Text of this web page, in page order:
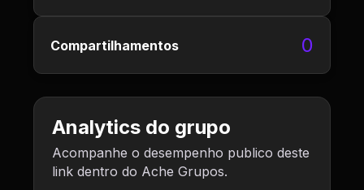
Compartilhamentos 0
Analytics do grupo
Acompanhe o desempenho publico deste
link dentro do Ache Grupos.